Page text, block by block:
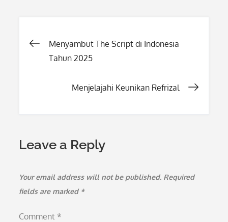
Post
Menyambut The Script di Indonesia
Tahun 2025
Menjelajahi Keunikan Refrizal
Leave a Reply
Your email address will not be published. Required
fields are marked *
Comment *